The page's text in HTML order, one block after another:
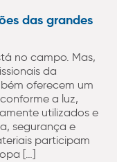
das grandes
no campo. Mas,
da
oferecem um
a luz,
utilizados e
segurança e
participam
[…]